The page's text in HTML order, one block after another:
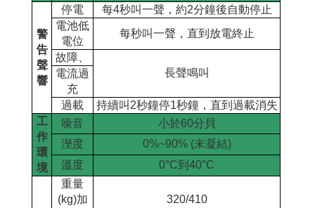
警
告
聲
響
停電 每4秒叫一聲，約2分鐘後自動停止
電池低
電位
每秒叫一聲，直到放電終止
故障、
長聲鳴叫
電流過
充
過載
持續叫 2秒鐘停1秒鐘，直到過載消失
工
作
環
境
噪音 小於60分貝
溼度
0%~90% (未凝結)
溫度
0°C到 40°C
重量
(kg)加
320/410